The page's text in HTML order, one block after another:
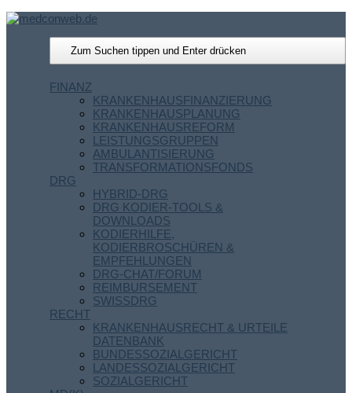
FINANZ
KRANKENHAUSFINANZIERUNG
KRANKENHAUSPLANUNG
KRANKENHAUSREFORM
LEISTUNGSGRUPPEN
AMBULANTISIERUNG
TRANSFORMATIONSFONDS
DRG
HYBRID-DRG
DRG KODIER-TOOLS &
DOWNLOADS
KODIERHILFE,
KODIERBROSCHÜREN &
EMPFEHLUNGEN
DRG-CHAT/FORUM
REIMBURSEMENT
SWISSDRG
RECHT
KRANKENHAUSRECHT & URTEILE
DATENBANK
BUNDESSOZIALGERICHT
LANDESSOZIALGERICHT
SOZIALGERICHT